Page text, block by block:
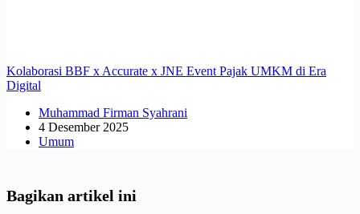
Kolaborasi BBF x Accurate x JNE Event Pajak UMKM di Era
Digital
Muhammad Firman Syahrani
4 Desember 2025
Umum
Bagikan artikel ini